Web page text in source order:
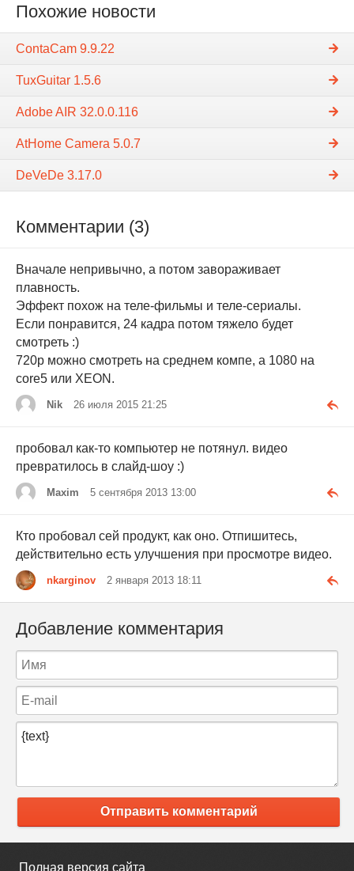
Похожие новости
ContaCam 9.9.22
TuxGuitar 1.5.6
Adobe AIR 32.0.0.116
AtHome Camera 5.0.7
DeVeDe 3.17.0
Комментарии (3)
Вначале непривычно, а потом завораживает
плавность.
Эффект похож на теле-фильмы и теле-сериалы.
Если понравится, 24 кадра потом тяжело будет
смотреть :)
720р можно смотреть на среднем компе, а 1080 на
core5 или XEON.
Nik 26 июля 2015 21:25
пробовал как-то компьютер не потянул. видео
превратилось в слайд-шоу :)
Maxim 5 сентября 2013 13:00
Кто пробовал сей продукт, как оно. Отпишитесь,
действительно есть улучшения при просмотре видео.
nkarginov 2 января 2013 18:11
Добавление комментария
Отправить комментарий
Полная версия сайта